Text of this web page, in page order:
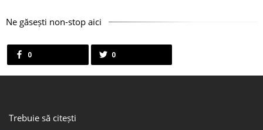
Ne găsești non-stop aici
0 0
Trebuie să citești